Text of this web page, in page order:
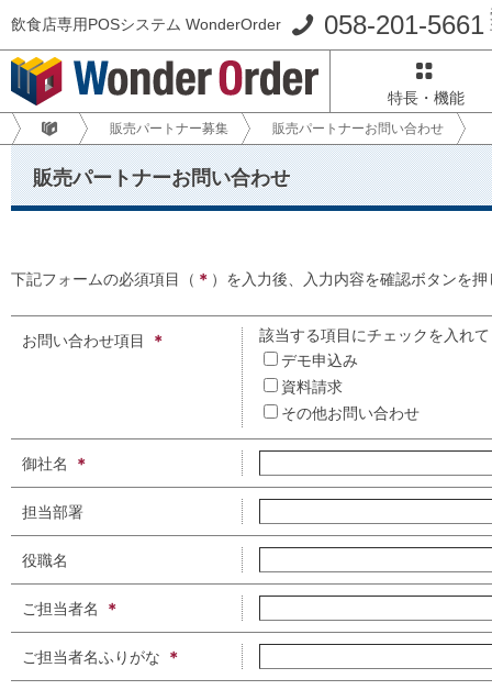
飲食店専用POSシステム WonderOrder 058-201-5661
特長・機能
販売パートナー募集 販売パートナーお問い合わせ
販売パートナーお問い合わせ
下記フォームの必須項目（ ＊ ）を入力後、入力内容を確認ボタンを
お問い合わせ項目
該当する項目にチェックを入れ
デモ申込み
資料請求
その他お問い合わせ
御社名
担当部署
役職名
ご担当者名
ご担当者名ふりがな